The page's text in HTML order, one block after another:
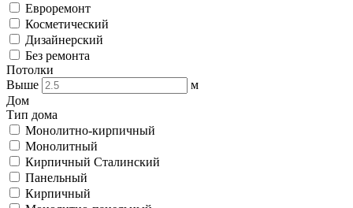
Евроремонт
Косметический
Дизайнерский
Без ремонта
Потолки
Выше
м
Дом
Тип дома
Монолитно-кирпичный
Монолитный
Кирпичный Сталинский
Панельный
Кирпичный